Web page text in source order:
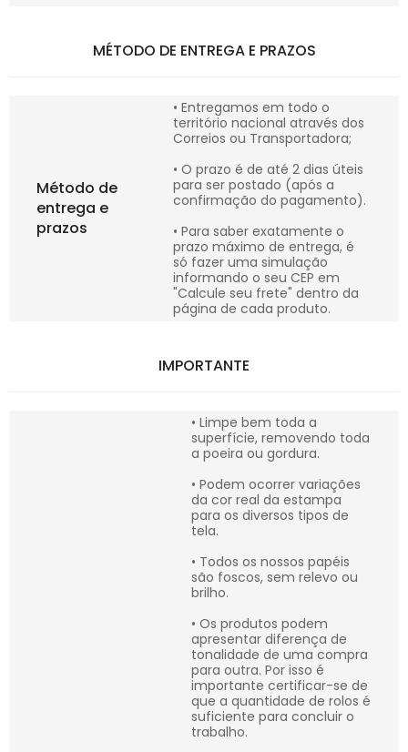
MÉTODO DE ENTREGA E PRAZOS
Método de
entrega e
prazos
• Entregamos em todo o
território nacional através dos
Correios ou Transportadora;
• O prazo é de até 2 dias úteis
para ser postado (após a
confirmação do pagamento).
• Para saber exatamente o
prazo máximo de entrega, é
só fazer uma simulação
informando o seu CEP em
"Calcule seu frete" dentro da
página de cada produto.
IMPORTANTE
• Limpe bem toda a
superfície, removendo toda
a poeira ou gordura.
• Podem ocorrer variações
da cor real da estampa
para os diversos tipos de
tela.
• Todos os nossos papéis
são foscos, sem relevo ou
brilho.
• Os produtos podem
apresentar diferença de
tonalidade de uma compra
para outra. Por isso é
importante certificar-se de
que a quantidade de rolos é
suficiente para concluir o
trabalho.